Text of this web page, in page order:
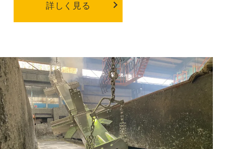
詳しく見る